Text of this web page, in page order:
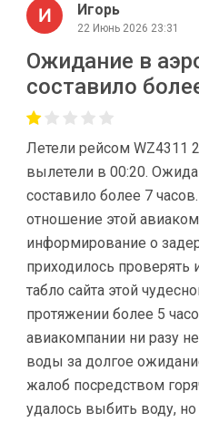
Игорь
22 Июнь 2026 23:31
Ожидание в
составило
Летели рейсом WZ4311
вылетели в 00:20.
составило более 7
отношение этой
информирование о
приходилось
табло сайта этой
протяжении более 5
авиакомпании ни разу
воды за долгое
жалоб посредством
удалось выбить воду,